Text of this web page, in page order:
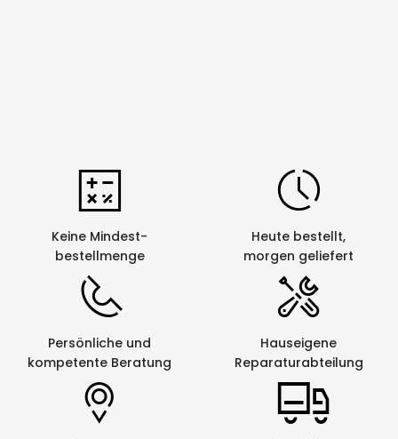
Keine Mindest-
bestellmenge
Heute bestellt,
morgen geliefert
Persönliche und
kompetente Beratung
Hauseigene
Reparaturabteilung